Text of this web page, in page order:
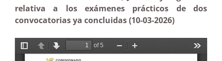
relativa a los exámenes prácticos de dos
convocatorias ya concluidas (10-03-2026)